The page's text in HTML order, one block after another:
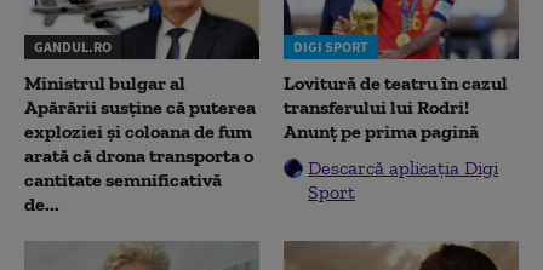
GANDUL.RO
Ministrul bulgar al
Apărării susține că puterea
exploziei și coloana de fum
arată că drona transporta o
cantitate semnificativă
de...
DIGI SPORT
Lovitură de teatru în cazul
transferului lui Rodri!
Anunț pe prima pagină
Descarcă aplicația Digi
Sport